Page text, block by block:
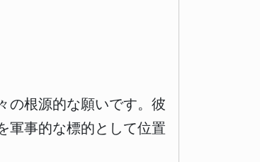
の根源的な願いです。彼
軍事的な標的として位置